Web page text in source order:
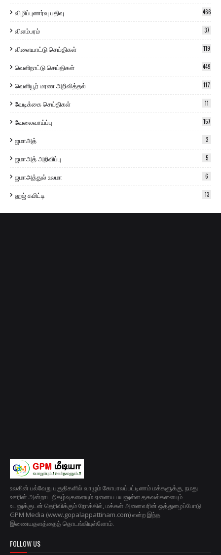
விழிப்புணர்வு பதிவு 466
விளம்பரம் 37
விளையாட்டு செய்திகள் 119
வெளிநாட்டு செய்திகள் 449
வெளியூர் மரண அறிவித்தல் 117
வேடிக்கை செய்திகள் 11
வேலைவாய்ப்பு 157
ஜமாஅத் 3
ஜமாஅத் அறிவிப்பு 5
ஜமாஅத்துல் உலமா 6
ஹஜ் கமிட்டி 13
உலகின் பல்வேறு பகுதிகளில் வாழும் கோபாலப்பட்டிணம் மக்களுக்கு, நமது
ஊரின் அன்றாட நிகழ்வுகளையும் ஏனைய பயனுள்ள தகவல்களையும்
உடனுக்குடன் தெரிவிக்கும் நோக்கில், மக்கள் அனைவரின் ஒத்துழைப்போடு
GPM Media (www.gopalappattinam.com) என்ற இந்த
இணையதளத்தைத் தொடங்கியுள்ளோம்.
FOLLOW US